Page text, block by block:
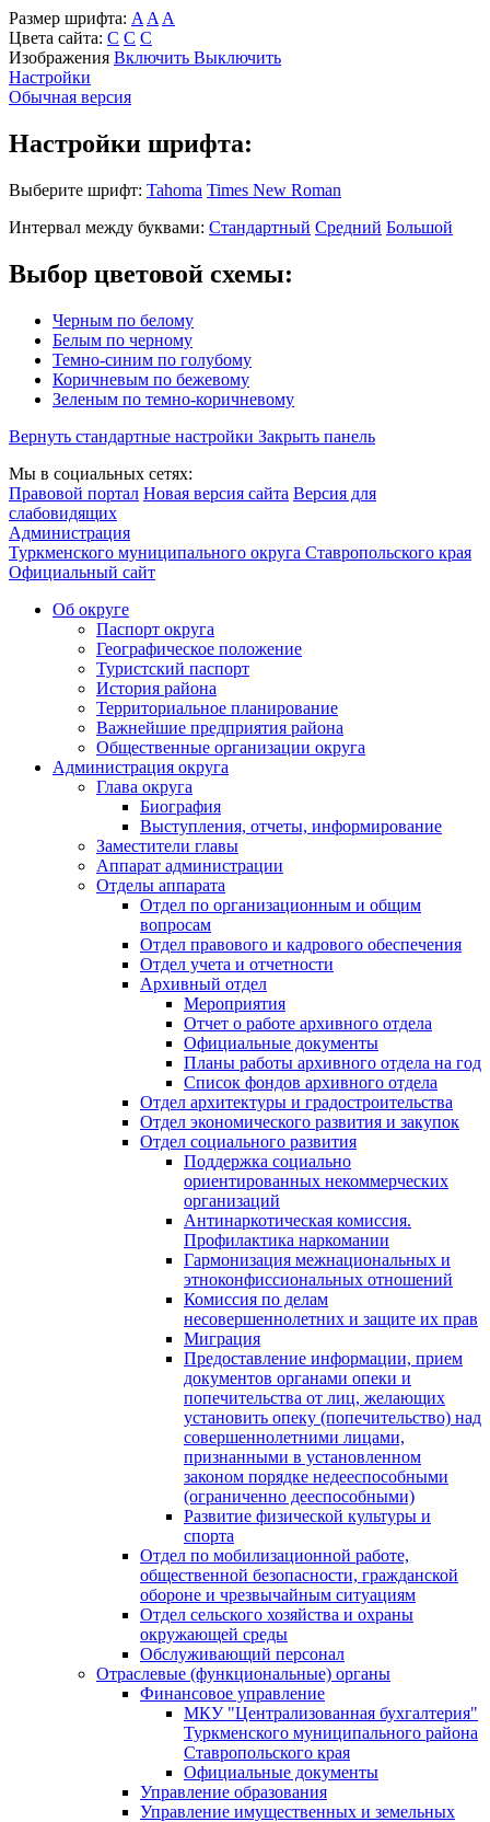
Размер шрифта: A A A
Цвета сайта: С С С
Изображения Включить Выключить
Настройки
Обычная версия
Настройки шрифта:
Выберите шрифт: Tahoma Times New Roman
Интервал между буквами: Стандартный Средний Большой
Выбор цветовой схемы:
Черным по белому
Белым по черному
Темно-синим по голубому
Коричневым по бежевому
Зеленым по темно-коричневому
Вернуть стандартные настройки Закрыть панель
Мы в социальных сетях:
Правовой портал Новая версия сайта Версия для
слабовидящих
Администрация
Туркменского муниципального округа Ставропольского края
Официальный сайт
Об округе
Паспорт округа
Географическое положение
Туристский паспорт
История района
Территориальное планирование
Важнейшие предприятия района
Общественные организации округа
Администрация округа
Глава округа
Биография
Выступления, отчеты, информирование
Заместители главы
Аппарат администрации
Отделы аппарата
Отдел по организационным и общим
вопросам
Отдел правового и кадрового обеспечения
Отдел учета и отчетности
Архивный отдел
Мероприятия
Отчет о работе архивного отдела
Официальные документы
Планы работы архивного отдела на год
Список фондов архивного отдела
Отдел архитектуры и градостроительства
Отдел экономического развития и закупок
Отдел социального развития
Поддержка социально
ориентированных некоммерческих
организаций
Антинаркотическая комиссия.
Профилактика наркомании
Гармонизация межнациональных и
этноконфиссиональных отношений
Комиссия по делам
несовершеннолетних и защите их прав
Миграция
Предоставление информации, прием
документов органами опеки и
попечительства от лиц, желающих
установить опеку (попечительство) над
совершеннолетними лицами,
признанными в установленном
законом порядке недееспособными
(ограниченно дееспособными)
Развитие физической культуры и
спорта
Отдел по мобилизационной работе,
общественной безопасности, гражданской
оборонe и чрезвычайным ситуациям
Отдел сельского хозяйства и охраны
окружающей среды
Обслуживающий персонал
Отраслевые (функциональные) органы
Финансовое управление
МКУ "Централизованная бухгалтерия"
Туркменского муниципального района
Ставропольского края
Официальные документы
Управление образования
Управление имущественных и земельных